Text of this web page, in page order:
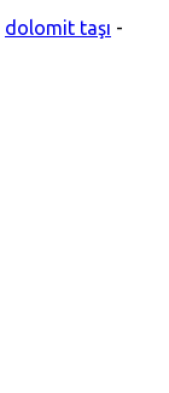
dolomit taşı -